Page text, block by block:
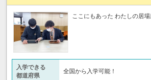
ここにもあった わたしの居
入学できる
都道府県
全国から入学可能！